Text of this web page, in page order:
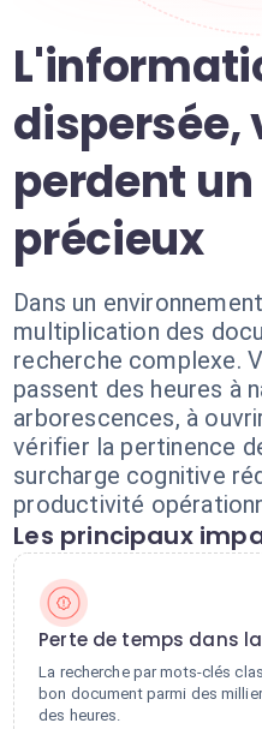
dispersée,
perdent
précieux
Dans un
multiplication des
recherche complexe.
passent des heures à
arborescences, à
vérifier la pertinence
surcharge cognitive
productivité
Les principaux
Perte de temps dans
La recherche par mots-clés
bon document parmi des
des heures.